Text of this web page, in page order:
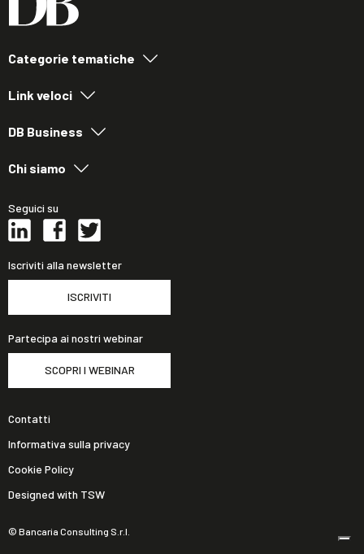
Categorie tematiche
Link veloci
DB Business
Chi siamo
Seguici su
Iscriviti alla newsletter
ISCRIVITI
Partecipa ai nostri webinar
SCOPRI I WEBINAR
© Bancaria Consulting S.r.l.
Contatti
Informativa sulla privacy
Cookie Policy
Designed with TSW